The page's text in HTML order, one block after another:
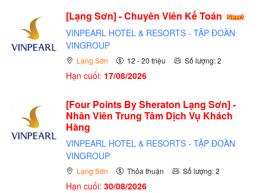
[Lạng Sơn] - Chuyên Viên Kế Toán
VINPEARL HOTEL & RESORTS - TẬP ĐOÀN
VINGROUP
Lạng Sơn 12 - 20 triệu Số lượng: 2
Hạn cuối: 17/08/2026
[Four Points By Sheraton Lạng Sơn] -
Nhân Viên Trung Tâm Dịch Vụ Khách
Hàng
VINPEARL HOTEL & RESORTS - TẬP ĐOÀN
VINGROUP
Lạng Sơn Thỏa thuận Số lượng: 2
Hạn cuối: 30/08/2026